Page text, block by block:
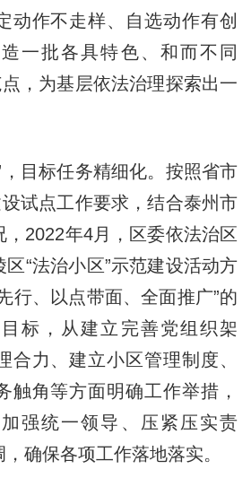
动作不走样、自选动作有创
一批各具特色、和而不同
点，为基层依法治理探索出一
目标任务精细化。按照省市
设试点工作要求，结合泰州市
，2022年4月，区委依法治区
“法治小区”示范建设活动方
行、以点带面、全面推广”的
标，从建立完善党组织架
合力、建立小区管理制度、
触角等方面明确工作举措，
强统一领导、压紧压实责
确保各项工作落地落实。